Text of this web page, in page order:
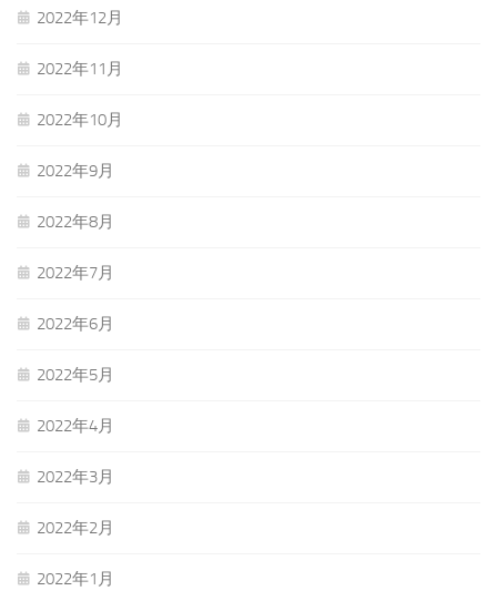
2022年12月
2022年11月
2022年10月
2022年9月
2022年8月
2022年7月
2022年6月
2022年5月
2022年4月
2022年3月
2022年2月
2022年1月